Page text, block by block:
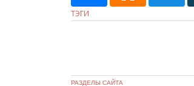
ТЭГИ
РАЗДЕЛЫ САЙТА